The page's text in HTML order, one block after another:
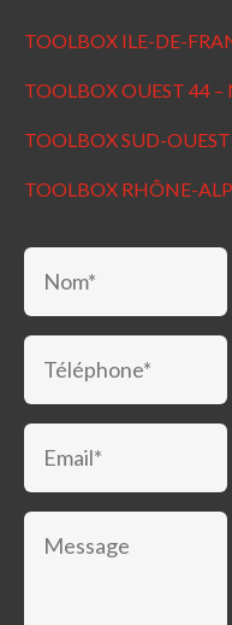
TOOLBOX ILE-DE-
TOOLBOX OUEST 44 –
TOOLBOX SUD-
TOOLBOX RHÔNE-